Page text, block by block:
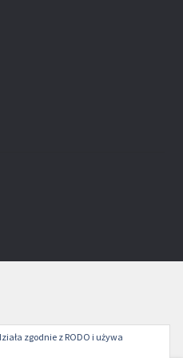
zgodnie z RODO i używa